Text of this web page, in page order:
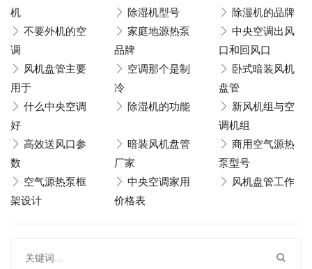
机
除湿机型号
除湿机的品牌
不要外机的空
调
家庭地源热泵
品牌
中央空调出风
口和回风口
风机盘管主要
用于
空调那个是制
冷
卧式暗装风机
盘管
什么中央空调
好
除湿机的功能
新风机组与空
调机组
高效送风口参
数
暗装风机盘管
厂家
商用空气源热
泵型号
空气源热泵框
架设计
中央空调家用
价格表
风机盘管工作